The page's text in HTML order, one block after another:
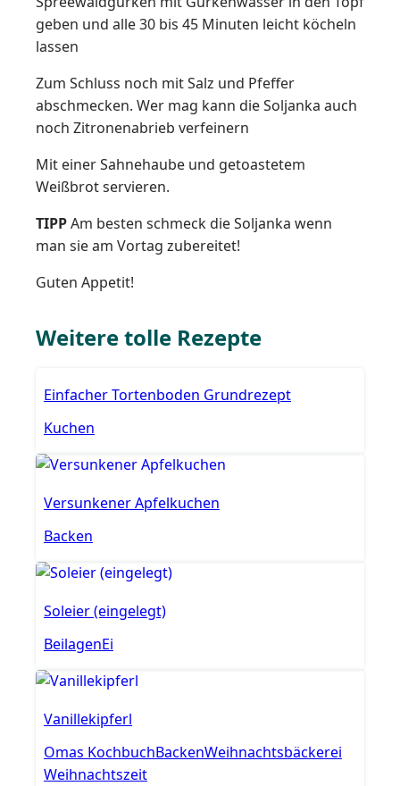
geben und alle 30 bis 45 Minuten leicht köcheln
lassen
Zum Schluss noch mit Salz und Pfeffer
abschmecken. Wer mag kann die Soljanka auch
noch Zitronenabrieb verfeinern
Mit einer Sahnehaube und getoastetem
Weißbrot servieren.
TIPPAm besten schmeck die Soljanka wenn
man sie am Vortag zubereitet!
Guten Appetit!
Weitere tolle Rezepte
Einfacher Tortenboden Grundrezept
Kuchen
Versunkener Apfelkuchen
Backen
Soleier (eingelegt)
BeilagenEi
Vanillekipferl
Omas KochbuchBackenWeihnachtsbäckerei
Weihnachtszeit